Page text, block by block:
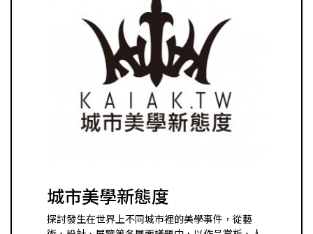
城市美學新態度
探討發生在世界上不同城市裡的美學事件，從藝